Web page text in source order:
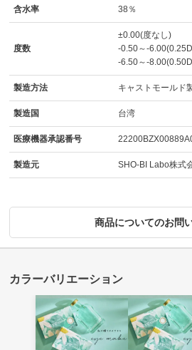
含水率 38％
度数
±0.00(度なし)
-0.50～-
-6.50～-
製造方法 キャストモールド
製造国 台湾
医療機器承認番号
製造元 SHO-BI Labo株式
商品についてのお問